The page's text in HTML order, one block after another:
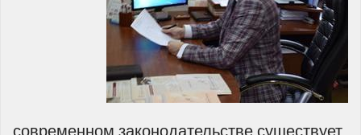
современном законодательстве существует